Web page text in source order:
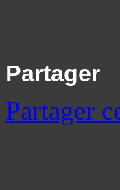
Partager
Partager